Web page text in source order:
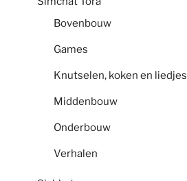
Bovenbouw
Games
Knutselen, koken en liedjes
Middenbouw
Onderbouw
Verhalen